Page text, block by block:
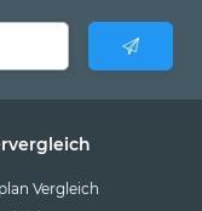
Vergleich